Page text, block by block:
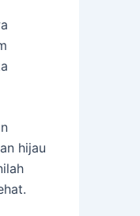
hijau